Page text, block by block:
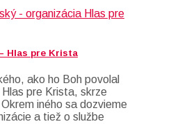
Hlas pre Krista
ako ho Boh povolal
pre Krista, skrze
iného sa dozvieme
a tiež o službe